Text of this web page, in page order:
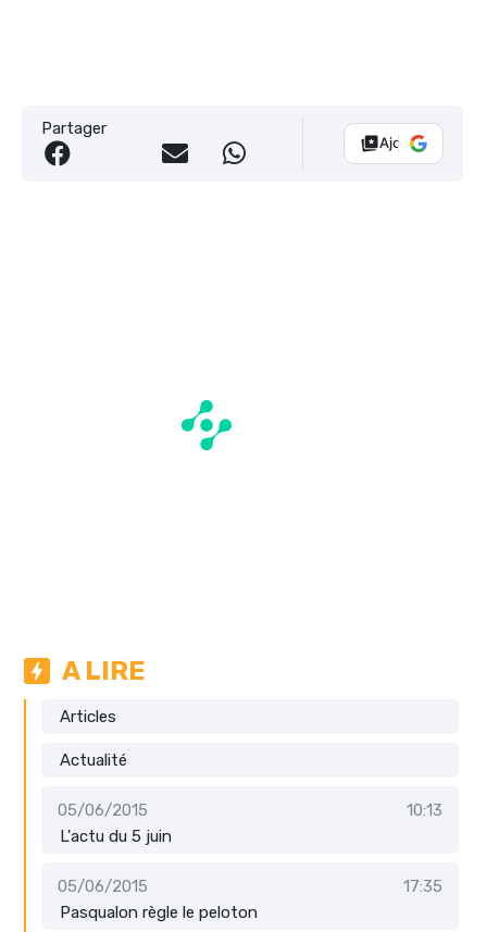
Partager
Ajouter Vélo
A LIRE
Articles
Actualité
05/06/2015
10:13
L'actu du 5 juin
05/06/2015
17:35
Pasqualon règle le peloton